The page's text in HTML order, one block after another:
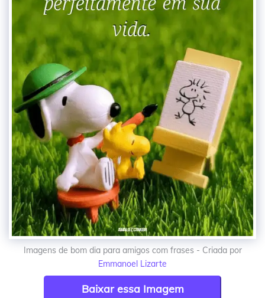
Imagens de bom dia para amigos com frases - Criada por
Emmanoel Lizarte
Baixar essa Imagem